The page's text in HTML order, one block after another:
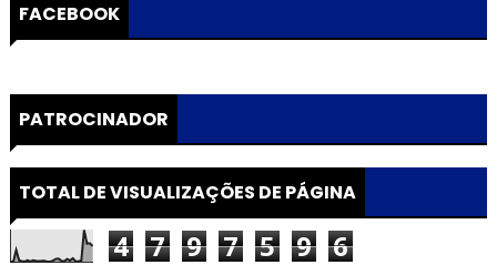
FACEBOOK
PATROCINADOR
TOTAL DE VISUALIZAÇÕES DE PÁGINA
4 7 9 7 5 9 6